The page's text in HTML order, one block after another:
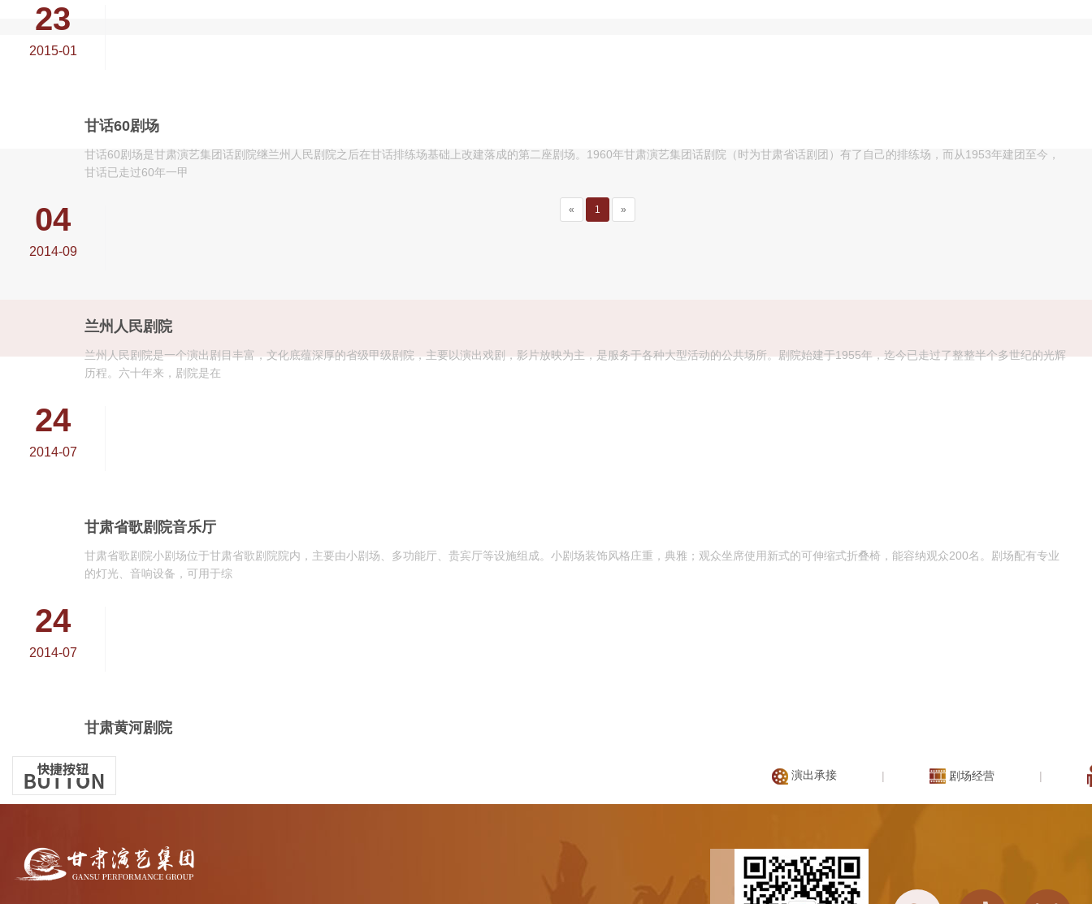
23
2015-01
甘话60剧场
甘话60剧场是甘肃演艺集团话剧院继兰州人民剧院之后在甘话排练场基础上改建落成的第二座剧场。1960年甘肃演艺集团话剧院（时为甘肃省话剧团）有了自己的排练场，而从1953年建团至今，
甘话已走过60年一甲
04
2014-09
兰州人民剧院
兰州人民剧院是一个演出剧目丰富，文化底蕴深厚的省级甲级剧院，主要以演出戏剧，影片放映为主，是服务于各种大型活动的公共场所。剧院始建于1955年，迄今已走过了整整半个多世纪的光辉
历程。六十年来，剧院是在
24
2014-07
甘肃省歌剧院音乐厅
甘肃省歌剧院小剧场位于甘肃省歌剧院院内，主要由小剧场、多功能厅、贵宾厅等设施组成。小剧场装饰风格庄重，典雅；观众坐席使用新式的可伸缩式折叠椅，能容纳观众200名。剧场配有专业
的灯光、音响设备，可用于综
24
2014-07
甘肃黄河剧院
« 1 »
演出承接 | 剧场经营 |